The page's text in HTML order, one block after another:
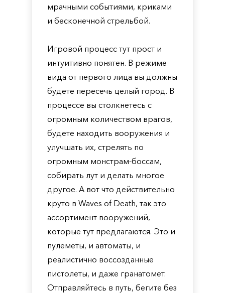
мрачными событиями, криками
и бесконечной стрельбой.
Игровой процесс тут прост и
интуитивно понятен. В режиме
вида от первого лица вы должны
будете пересечь целый город. В
процессе вы столкнетесь с
огромным количеством врагов,
будете находить вооружения и
улучшать их, стрелять по
огромным монстрам-боссам,
собирать лут и делать многое
другое. А вот что действительно
круто в Waves of Death, так это
ассортимент вооружений,
которые тут предлагаются. Это и
пулеметы, и автоматы, и
реалистично воссозданные
пистолеты, и даже гранатомет.
Отправляйтесь в путь, бегите без